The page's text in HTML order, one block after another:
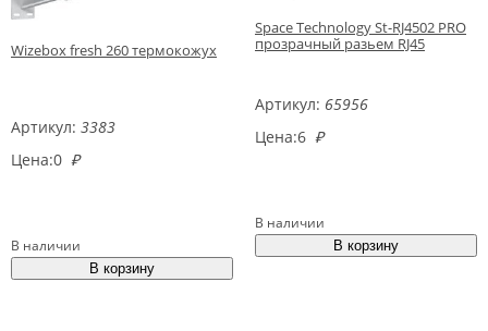
Wizebox fresh 260 термокожух
Артикул: 3383
Цена:0 ₽
В наличии
Space Technology St-RJ4502 PRO
прозрачный разьем RJ45
Артикул: 65956
Цена:6 ₽
В наличии